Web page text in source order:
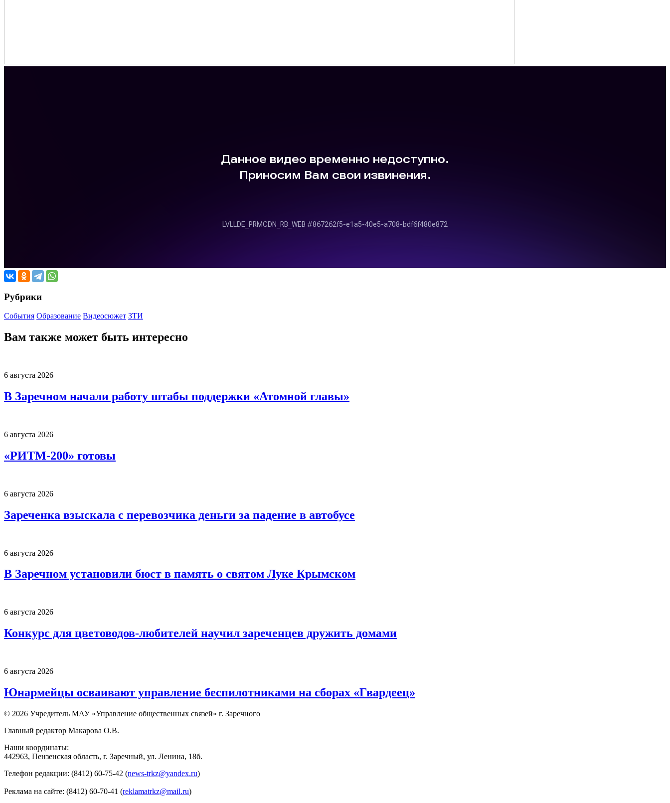
Рубрики
События Образование Видеосюжет ЗТИ
Вам также может быть интересно
6 августа 2026
В Заречном начали работу штабы поддержки «Атомной главы»
6 августа 2026
«РИТМ-200» готовы
6 августа 2026
Зареченка взыскала с перевозчика деньги за падение в автобусе
6 августа 2026
В Заречном установили бюст в память о святом Луке Крымском
6 августа 2026
Конкурс для цветоводов-любителей научил зареченцев дружить домами
6 августа 2026
Юнармейцы осваивают управление беспилотниками на сборах «Гвардеец»
© 2026 Учредитель МАУ «Управление общественных связей» г. Заречного
Главный редактор Макарова О.В.
Наши координаты:
442963, Пензенская область, г. Заречный, ул. Ленина, 18б.
Телефон редакции: (8412) 60-75-42 (news-trkz@yandex.ru)
Реклама на сайте: (8412) 60-70-41 (reklamatrkz@mail.ru)